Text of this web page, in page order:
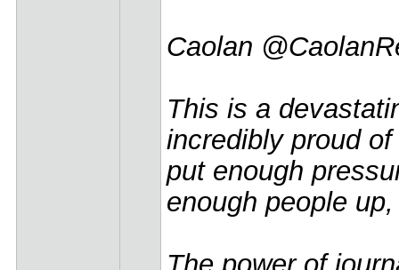
Caolan
This is a
incredibly proud
put enough
enough people
The power of